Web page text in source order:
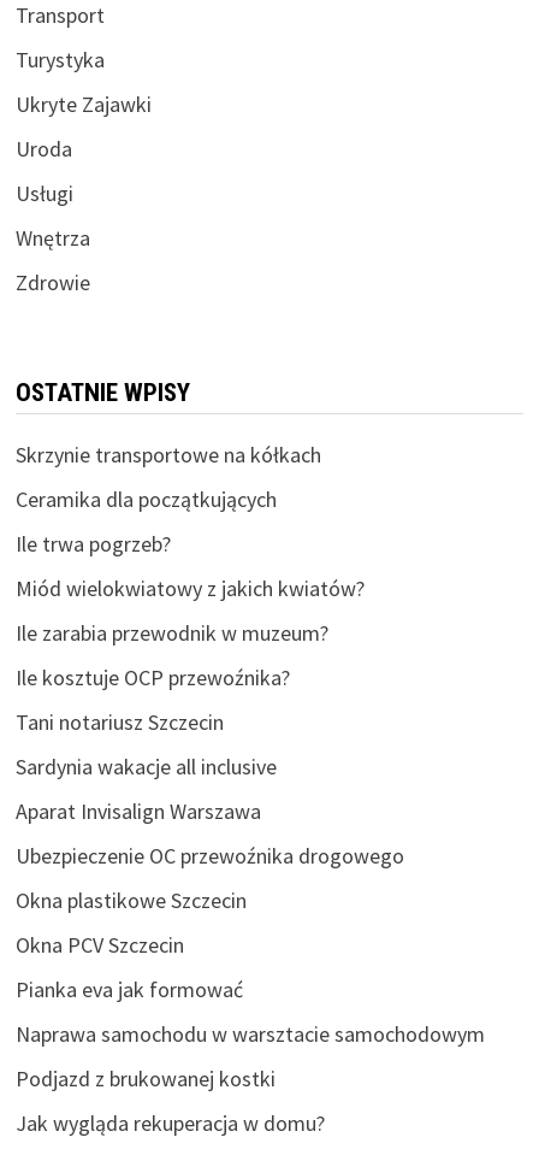
Transport
Turystyka
Ukryte Zajawki
Uroda
Usługi
Wnętrza
Zdrowie
OSTATNIE WPISY
Skrzynie transportowe na kółkach
Ceramika dla początkujących
Ile trwa pogrzeb?
Miód wielokwiatowy z jakich kwiatów?
Ile zarabia przewodnik w muzeum?
Ile kosztuje OCP przewoźnika?
Tani notariusz Szczecin
Sardynia wakacje all inclusive
Aparat Invisalign Warszawa
Ubezpieczenie OC przewoźnika drogowego
Okna plastikowe Szczecin
Okna PCV Szczecin
Pianka eva jak formować
Naprawa samochodu w warsztacie samochodowym
Podjazd z brukowanej kostki
Jak wygląda rekuperacja w domu?